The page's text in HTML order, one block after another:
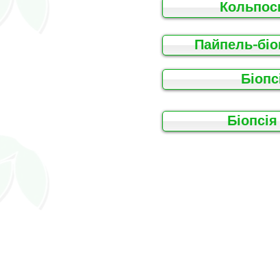
Пайпель-